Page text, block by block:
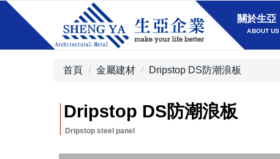
關於生亞
ABOUT US
首頁 金屬建材 Dripstop DS防潮浪板
Dripstop DS防潮浪板